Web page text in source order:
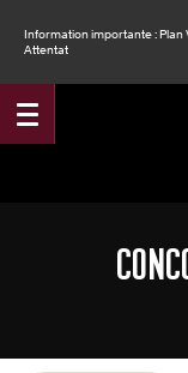
Information importante : Plan
Attentat
Accueil